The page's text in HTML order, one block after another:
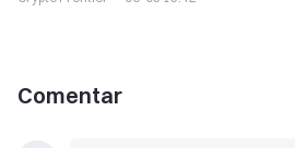
Comentar